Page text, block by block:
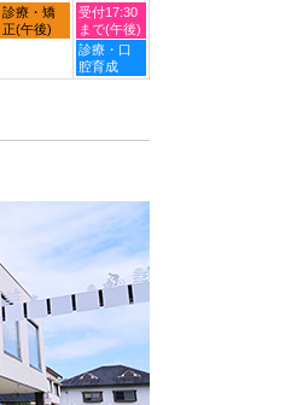
2026
金
曜
月
診療・矯
正(午後)
土
曜
日,
9
月
受付17:30
まで(午後)
土
曜
日,
診療・口
腔育成